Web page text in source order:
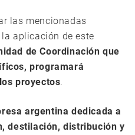
las mencionadas
aplicación de este
de Coordinación que
programará
proyectos.
argentina dedicada a
destilación, distribución y